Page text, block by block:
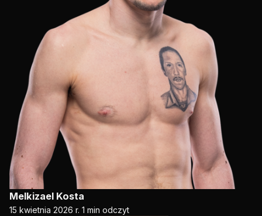
Melkizael Kosta
15 kwietnia 2026 r. 1 min odczyt